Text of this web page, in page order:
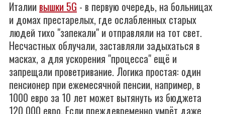
Италии вышки 5G - в первую очередь, на больницах
и домах престарелых, где ослабленных старых
людей тихо "запекали" и отправляли на тот свет.
Несчастных облучали, заставляли задыхаться в
масках, а для ускорения "процесса" ещё и
запрещали проветривание. Логика простая: один
пенсионер при ежемесячной пенсии, например, в
1000 евро за 10 лет может вытянуть из бюджета
120 000 евро. Если преждевременно умрёт даже